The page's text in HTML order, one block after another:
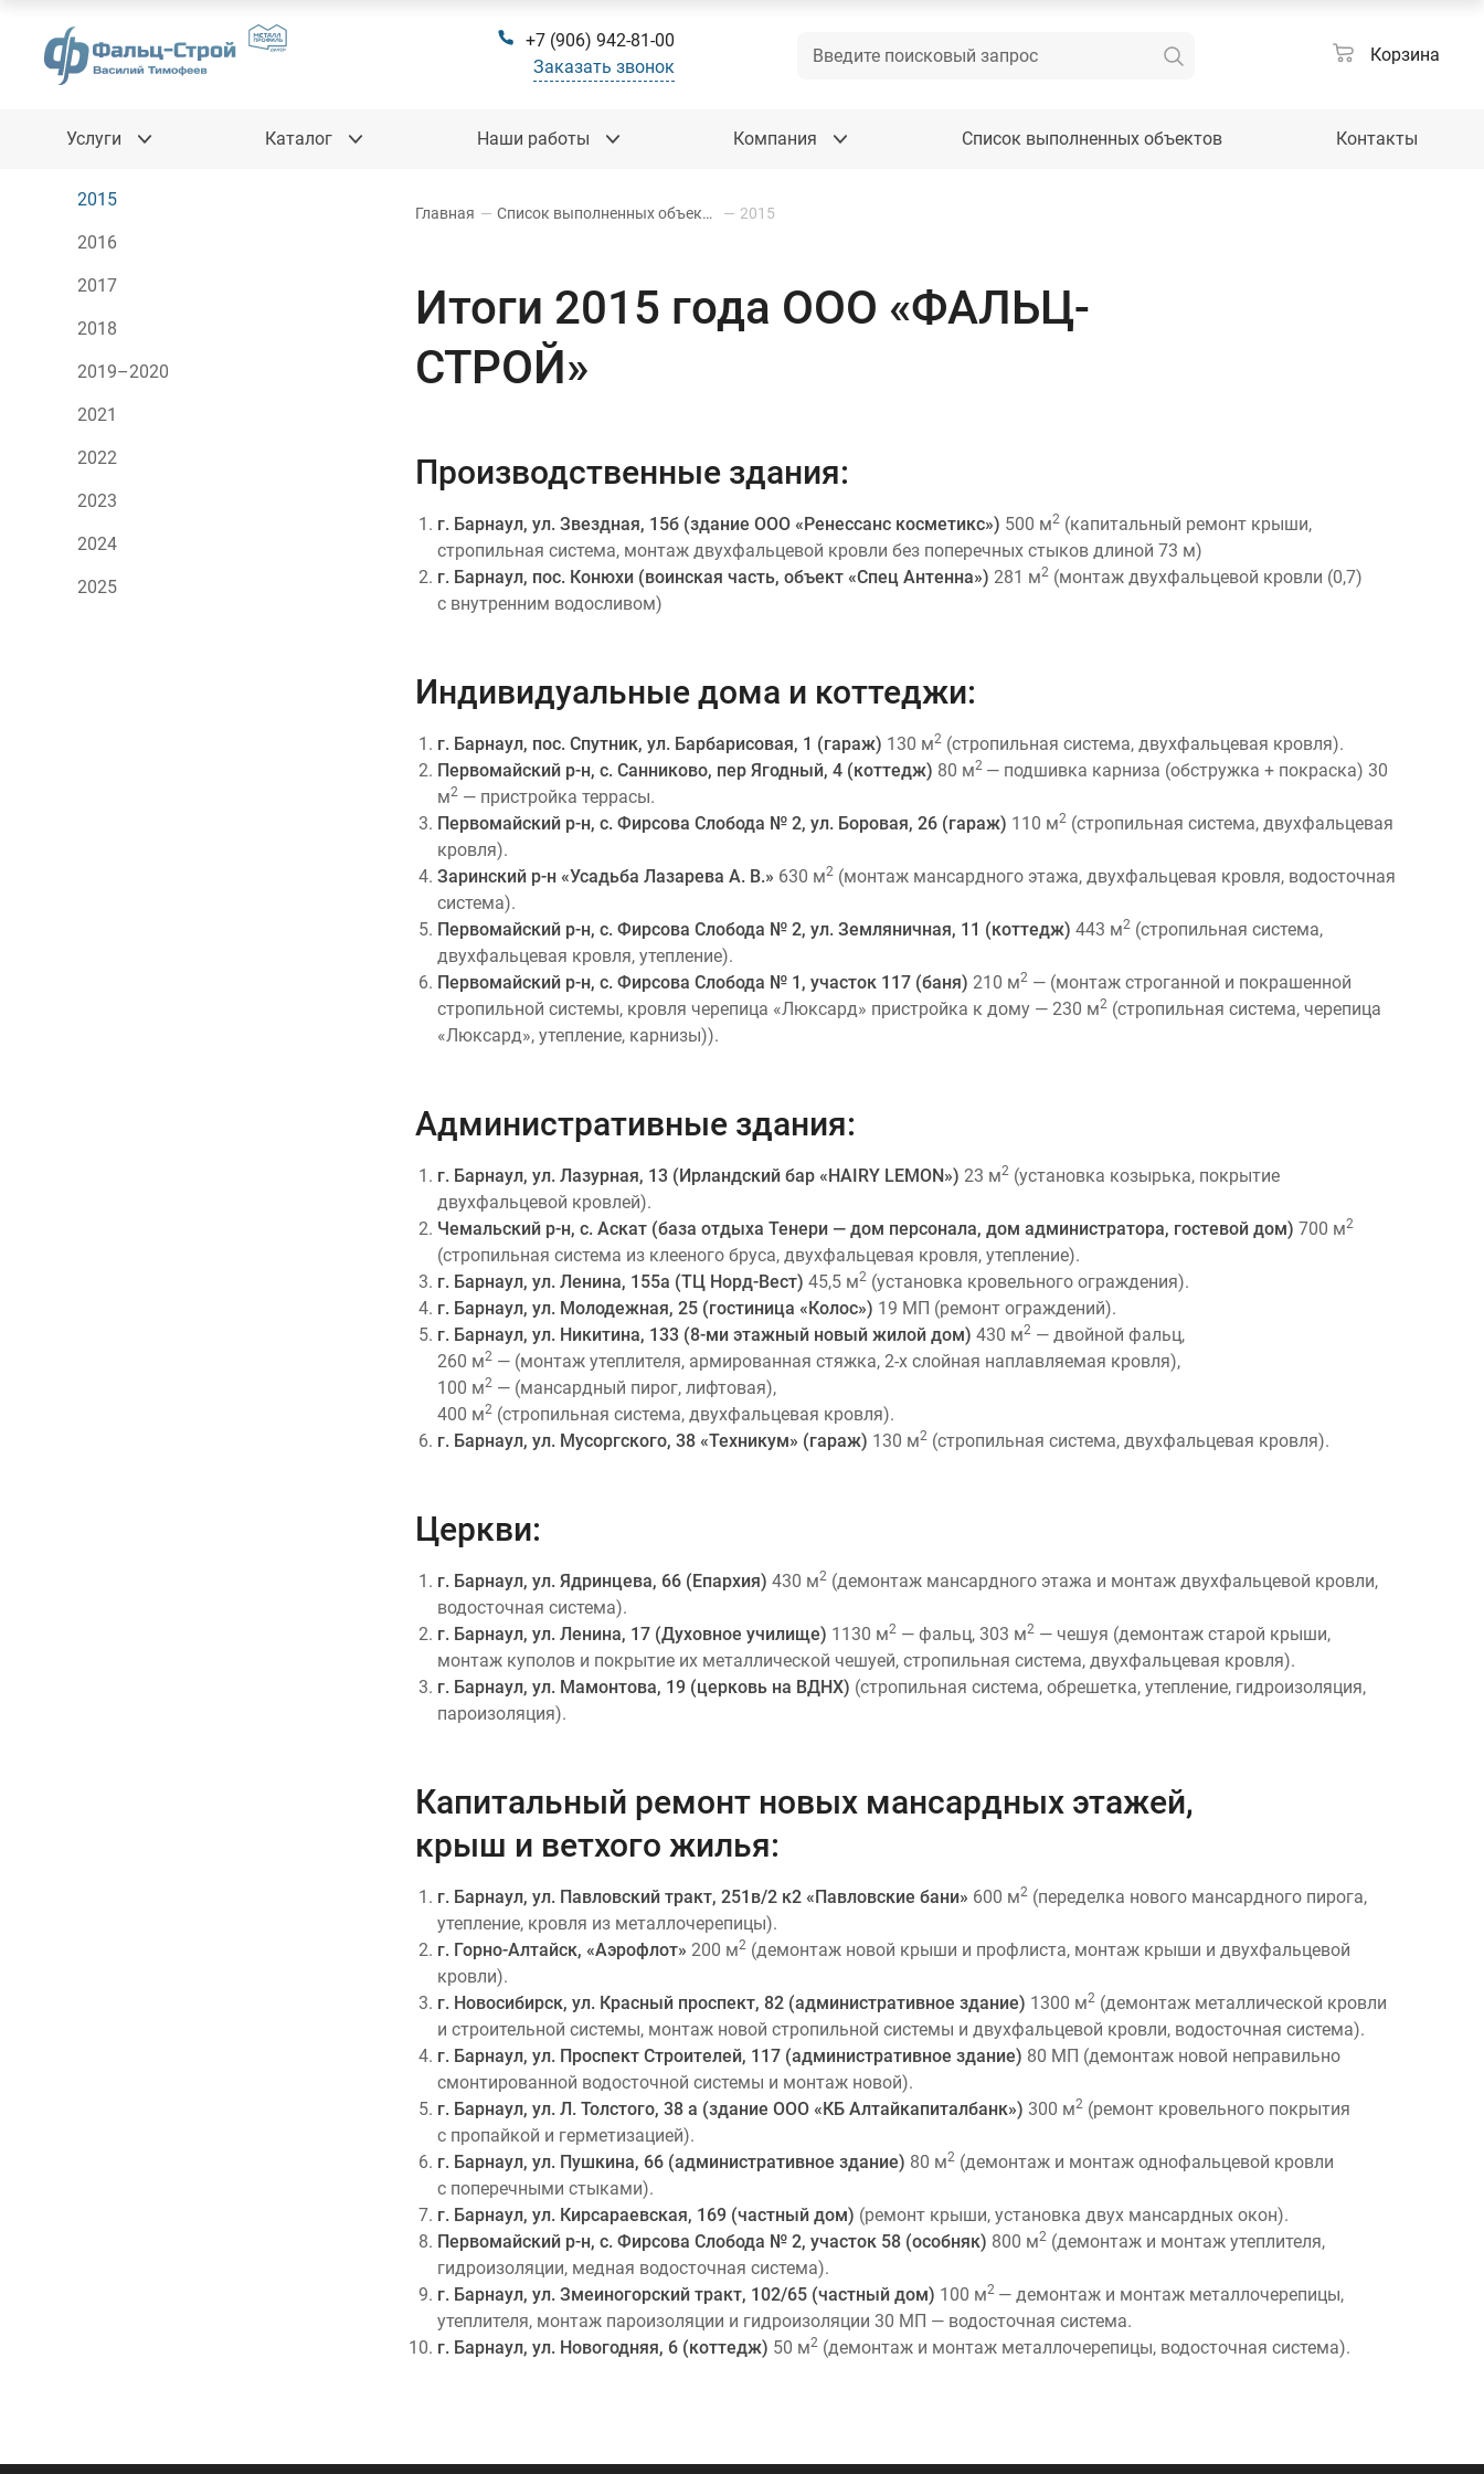
+7 (906) 942-81-00
Заказать звонок
Корзина
Услуги Каталог Наши работы Компания Список выполненных объектов Контакты
2015
2016
2017
2018
2019–2020
2021
2022
2023
2024
2025
Главная — Список выполненных объектов — 2015
Итоги 2015 года ООО «ФАЛЬЦ-
СТРОЙ»
Производственные здания:
г. Барнаул, ул. Звездная, 15б (здание ООО «Ренессанс косметикс») 500 м2 (капитальный ремонт крыши,
стропильная система, монтаж двухфальцевой кровли без поперечных стыков длиной 73 м)
г. Барнаул, пос. Конюхи (воинская часть, объект «Спец Антенна») 281 м2 (монтаж двухфальцевой кровли (0,7)
с внутренним водосливом)
Индивидуальные дома и коттеджи:
г. Барнаул, пос. Спутник, ул. Барбарисовая, 1 (гараж) 130 м2 (стропильная система, двухфальцевая кровля).
Первомайский р-н, с. Санниково, пер Ягодный, 4 (коттедж) 80 м2 — подшивка карниза (обстружка + покраска) 30
м2 — пристройка террасы.
Первомайский р-н, с. Фирсова Слобода № 2, ул. Боровая, 26 (гараж) 110 м2 (стропильная система, двухфальцевая
кровля).
Заринский р-н «Усадьба Лазарева А. В.» 630 м2 (монтаж мансардного этажа, двухфальцевая кровля, водосточная
система).
Первомайский р-н, с. Фирсова Слобода № 2, ул. Земляничная, 11 (коттедж) 443 м2 (стропильная система,
двухфальцевая кровля, утепление).
Первомайский р-н, с. Фирсова Слобода № 1, участок 117 (баня) 210 м2 — (монтаж строганной и покрашенной
стропильной системы, кровля черепица «Люксард» пристройка к дому — 230 м2 (стропильная система, черепица
«Люксард», утепление, карнизы)).
Административные здания:
г. Барнаул, ул. Лазурная, 13 (Ирландский бар «HAIRY LEMON») 23 м2 (установка козырька, покрытие
двухфальцевой кровлей).
Чемальский р-н, с. Аскат (база отдыха Тенери — дом персонала, дом администратора, гостевой дом) 700 м2
(стропильная система из клееного бруса, двухфальцевая кровля, утепление).
г. Барнаул, ул. Ленина, 155а (ТЦ Норд-Вест) 45,5 м2 (установка кровельного ограждения).
г. Барнаул, ул. Молодежная, 25 (гостиница «Колос») 19 МП (ремонт ограждений).
г. Барнаул, ул. Никитина, 133 (8-ми этажный новый жилой дом) 430 м2 — двойной фальц,
260 м2 — (монтаж утеплителя, армированная стяжка, 2-х слойная наплавляемая кровля),
100 м2 — (мансардный пирог, лифтовая),
400 м2 (стропильная система, двухфальцевая кровля).
г. Барнаул, ул. Мусоргского, 38 «Техникум» (гараж) 130 м2 (стропильная система, двухфальцевая кровля).
Церкви:
г. Барнаул, ул. Ядринцева, 66 (Епархия) 430 м2 (демонтаж мансардного этажа и монтаж двухфальцевой кровли,
водосточная система).
г. Барнаул, ул. Ленина, 17 (Духовное училище) 1130 м2 — фальц, 303 м2 — чешуя (демонтаж старой крыши,
монтаж куполов и покрытие их металлической чешуей, стропильная система, двухфальцевая кровля).
г. Барнаул, ул. Мамонтова, 19 (церковь на ВДНХ) (стропильная система, обрешетка, утепление, гидроизоляция,
пароизоляция).
Капитальный ремонт новых мансардных этажей,
крыш и ветхого жилья:
г. Барнаул, ул. Павловский тракт, 251в/2 к2 «Павловские бани» 600 м2 (переделка нового мансардного пирога,
утепление, кровля из металлочерепицы).
г. Горно-Алтайск, «Аэрофлот» 200 м2 (демонтаж новой крыши и профлиста, монтаж крыши и двухфальцевой
кровли).
г. Новосибирск, ул. Красный проспект, 82 (административное здание) 1300 м2 (демонтаж металлической кровли
и строительной системы, монтаж новой стропильной системы и двухфальцевой кровли, водосточная система).
г. Барнаул, ул. Проспект Строителей, 117 (административное здание) 80 МП (демонтаж новой неправильно
смонтированной водосточной системы и монтаж новой).
г. Барнаул, ул. Л. Толстого, 38 а (здание ООО «КБ Алтайкапиталбанк») 300 м2 (ремонт кровельного покрытия
с пропайкой и герметизацией).
г. Барнаул, ул. Пушкина, 66 (административное здание) 80 м2 (демонтаж и монтаж однофальцевой кровли
с поперечными стыками).
г. Барнаул, ул. Кирсараевская, 169 (частный дом) (ремонт крыши, установка двух мансардных окон).
Первомайский р-н, с. Фирсова Слобода № 2, участок 58 (особняк) 800 м2 (демонтаж и монтаж утеплителя,
гидроизоляции, медная водосточная система).
г. Барнаул, ул. Змеиногорский тракт, 102/65 (частный дом) 100 м2 — демонтаж и монтаж металлочерепицы,
утеплителя, монтаж пароизоляции и гидроизоляции 30 МП — водосточная система.
г. Барнаул, ул. Новогодняя, 6 (коттедж) 50 м2 (демонтаж и монтаж металлочерепицы, водосточная система).